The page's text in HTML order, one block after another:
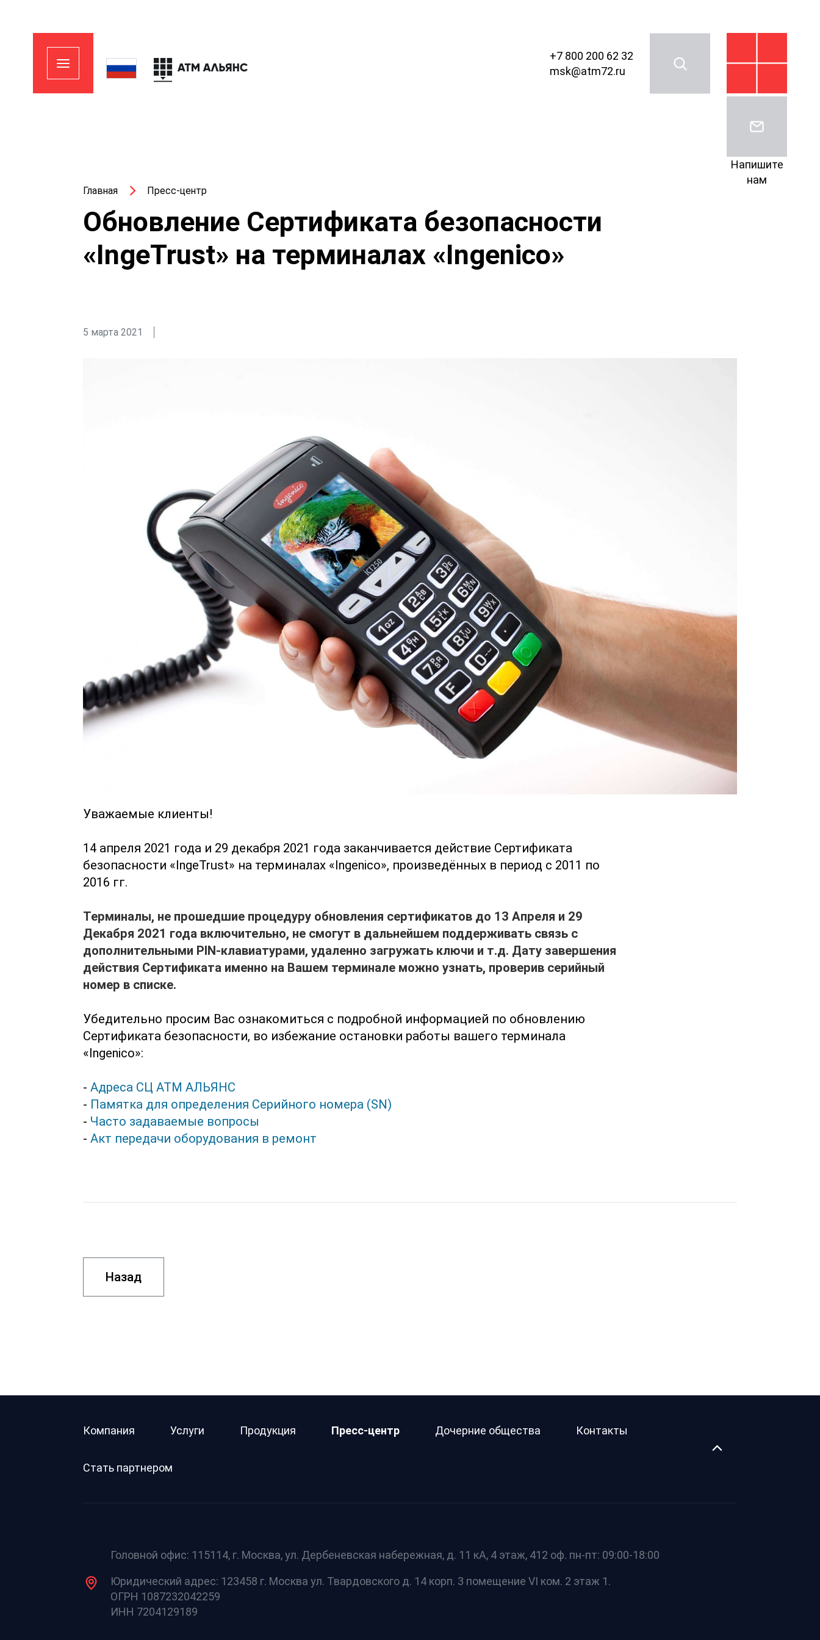
+7 800 200 62 32
msk@atm72.ru
Напишите
нам
Главная Пресс-центр
Обновление Сертификата безопасности
«IngeTrust» на терминалах «Ingenico»
5 марта 2021
Уважаемые клиенты!
14 апреля 2021 года и 29 декабря 2021 года заканчивается действие Сертификата
безопасности «IngeTrust» на терминалах «Ingenico», произведённых в период с 2011 по
2016 гг.
Терминалы, не прошедшие процедуру обновления сертификатов до 13 Апреля и 29
Декабря 2021 года включительно, не смогут в дальнейшем поддерживать связь с
дополнительными PIN-клавиатурами, удаленно загружать ключи и т.д. Дату завершения
действия Сертификата именно на Вашем терминале можно узнать, проверив серийный
номер в списке.
Убедительно просим Вас ознакомиться с подробной информацией по обновлению
Сертификата безопасности, во избежание остановки работы вашего терминала
«Ingenico»:
- Адреса СЦ АТМ АЛЬЯНС
- Памятка для определения Серийного номера (SN)
- Часто задаваемые вопросы
- Акт передачи оборудования в ремонт
Назад
Компания Услуги Продукция Пресс-центр Дочерние общества Контакты
Стать партнером
Головной офис: 115114, г. Москва, ул. Дербеневская набережная, д. 11 кА, 4 этаж, 412 оф. пн-пт: 09:00-18:00
Юридический адрес: 123458 г. Москва ул. Твардовского д. 14 корп. 3 помещение VI ком. 2 этаж 1.
ОГРН 1087232042259
ИНН 7204129189